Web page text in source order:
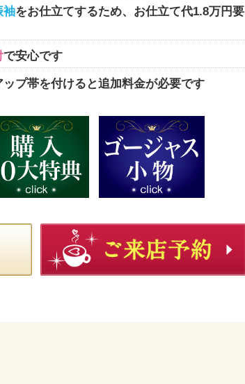
袖をお仕立てするため、お仕立て代1.8万円要
で安心です
プ帯を付けると追加料金が必要です